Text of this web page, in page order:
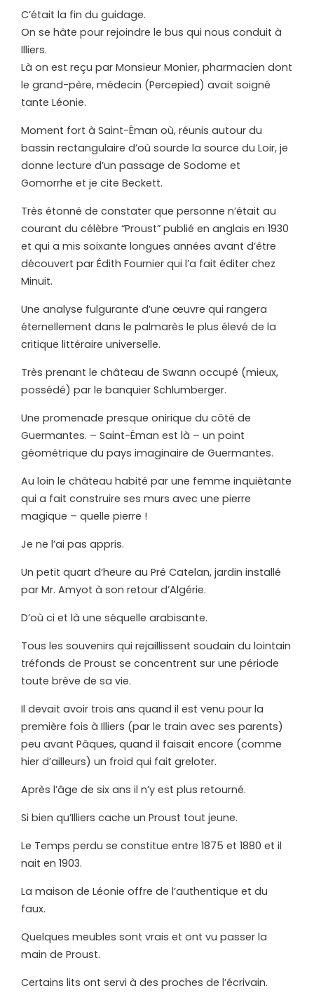
C’était la fin du guidage.
On se hâte pour rejoindre le bus qui nous conduit à
Illiers.
Là on est reçu par Monsieur Monier, pharmacien dont
le grand-père, médecin (Percepied) avait soigné
tante Léonie.
Moment fort à Saint-Éman où, réunis autour du
bassin rectangulaire d’où sourde la source du Loir, je
donne lecture d’un passage de Sodome et
Gomorrhe et je cite Beckett.
Très étonné de constater que personne n’était au
courant du célèbre “Proust” publié en anglais en 1930
et qui a mis soixante longues années avant d’être
découvert par Édith Fournier qui l’a fait éditer chez
Minuit.
Une analyse fulgurante d’une œuvre qui rangera
éternellement dans le palmarès le plus élevé de la
critique littéraire universelle.
Très prenant le château de Swann occupé (mieux,
possédé) par le banquier Schlumberger.
Une promenade presque onirique du côté de
Guermantes. – Saint-Éman est là – un point
géométrique du pays imaginaire de Guermantes.
Au loin le château habité par une femme inquiétante
qui a fait construire ses murs avec une pierre
magique – quelle pierre !
Je ne l’ai pas appris.
Un petit quart d’heure au Pré Catelan, jardin installé
par Mr. Amyot à son retour d’Algérie.
D’où ci et là une séquelle arabisante.
Tous les souvenirs qui rejaillissent soudain du lointain
tréfonds de Proust se concentrent sur une période
toute brève de sa vie.
Il devait avoir trois ans quand il est venu pour la
première fois à Illiers (par le train avec ses parents)
peu avant Pâques, quand il faisait encore (comme
hier d’ailleurs) un froid qui fait greloter.
Après l’âge de six ans il n’y est plus retourné.
Si bien qu’Illiers cache un Proust tout jeune.
Le Temps perdu se constitue entre 1875 et 1880 et il
nait en 1903.
La maison de Léonie offre de l’authentique et du
faux.
Quelques meubles sont vrais et ont vu passer la
main de Proust.
Certains lits ont servi à des proches de l’écrivain.